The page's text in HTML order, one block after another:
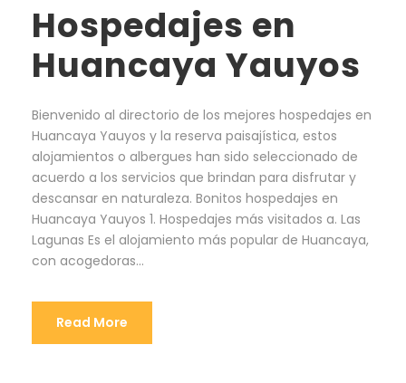
Hospedajes en
Huancaya Yauyos
Bienvenido al directorio de los mejores hospedajes en
Huancaya Yauyos y la reserva paisajística, estos
alojamientos o albergues han sido seleccionado de
acuerdo a los servicios que brindan para disfrutar y
descansar en naturaleza. Bonitos hospedajes en
Huancaya Yauyos 1. Hospedajes más visitados a. Las
Lagunas Es el alojamiento más popular de Huancaya,
con acogedoras...
Read More